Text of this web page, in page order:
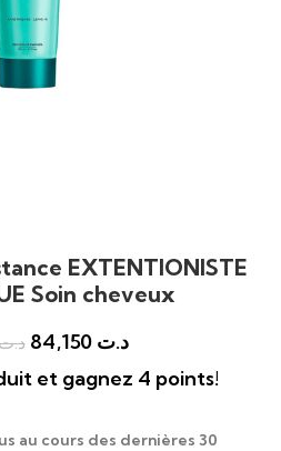
EXTENTIONISTE
Soin cheveux
د.ت 84,150
et gagnez 4 points!
au cours des dernières 30